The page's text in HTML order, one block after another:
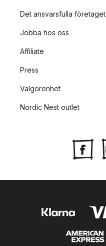
Det ansvarsfulla företaget
Jobba hos oss
Affiliate
Press
Välgörenhet
Nordic Nest outlet